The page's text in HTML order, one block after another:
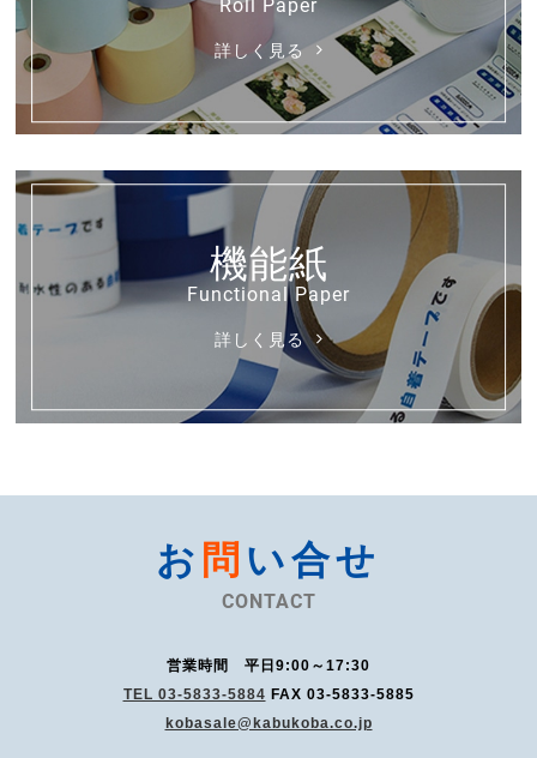
詳しく見る
機能紙
詳しく見る
お 問 い合せ
営業時間 平日9:00～17:30
TEL 03-5833-5884 FAX 03-5833-5885
kobasale@kabukoba.co.jp